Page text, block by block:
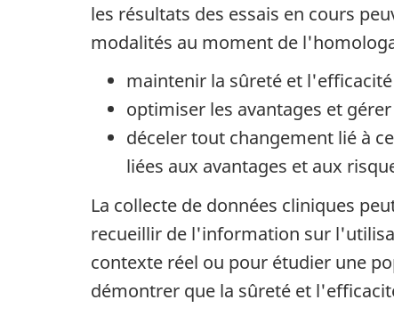
les résultats des essais en cours
modalités au moment de
maintenir la sûreté et
optimiser les avantages et
déceler tout changement lié à
liées aux avantages et aux
La collecte de données cliniques
recueillir de l'information sur
contexte réel ou pour étudier une
démontrer que la sûreté et